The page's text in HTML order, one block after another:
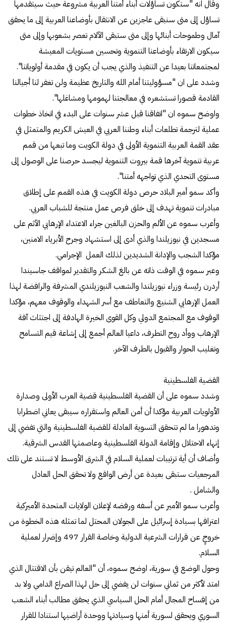
وقال انه "ستكون تساؤلات أبناء أمتنا العربیة مشروعة حیث سیتقدمها
تساؤل إلى متى سنبقى عاجزین عن الانتقال بأوضاعنا العربیة إلى ما یحقق
آمال وطموحات أبنائها وإلى متى ستبقى الآلام تعصر بشعوبها وإلى متى
سیكون الارتقاء بأوضاعنا التنمویة وتحسین مستویات المعیشة
لمجتمعاتنا بعیدا عن التنفیذ والذي یجب أن یكون في مقدمة أولویاتنا".
وشدد على ان "مسؤولیتنا أمام الله والتاریخ عظیمة ولن تغفر لنا أجیالنا
القادمة قصورا تستشعره في معالجتنا لهمومها ومشاغلها".
واوضح سموه ان "اتفاقنا قبل عشر سنوات على البدء في اتخاذ خطوات
عملیة لترجمة تطلعات أبناء وطننا العربي في العیش الكریم والمتمثل في
عقد القمة العربیة التنمویة الأولى في دولة الكویت وما تبعها من قمم
عربیة تنمویة آخرها قمة بیروت التنمویة لیجسد حرصنا على الوصول إلى
مستوى التحدي الذي تواجهه أمتنا".
وأكد سمو أمیر البلاد حرص دولة الكویت في هذه القمم على إطلاق
مبادرات تنمویة تهدف إلى خلق فرص عمل منتجة للشباب العربي.
وأعرب سموه عن الألم والحزن البالغين جراء الاعتداء الإرهابي الآثم على
مسجدين في نيوزيلندا والذي أدى إلى استشهاد وجرح الأبرياء الامنين،
مؤكدا الشجب والإدانة الشديدين لذلك العمل الإجرامي.
وعبر سموه في الوقت ذاته عن بالغ الشكر والتقدير لمواقف جاسيندا
أردرن رئيسة وزراء نيوزيلندا والشعب النيوزيلندي المشرفة والرافضة لهذا
العمل الإرهابي الشنيع والتعاطف مع أسر الشهداء والوقوف معهم، مؤكدا
الوقوف مع المجتمع الدولي وكل القوى الخيرة الهادفة إلى اجتثاث آفة
الإرهاب ووأد روح التطرف، داعيا العالم أجمع إلى إشاعة قيم التسامح
وتغليب الحوار والقبول بالطرف الآخر.
القضية الفلسطينية
وشدد سموه على أن القضية الفلسطينية قضية العرب الأولى وصدارة
الأولويات العربية مؤكدا أن أمن العالم واستقراره سيبقى يعاني اضطرابا
وتدهورا ما لم تتحقق التسوية العادلة للقضية الفلسطينية والتي تفضي إلى
إنهاء الاحتلال وإقامة الدولة الفلسطينية وعاصمتها القدس الشرقية.
وأضاف أن أية ترتيبات لعملية السلام في الشرق الأوسط لا تستند على تلك
المرجعيات ستبقى بعيدة عن أرض الواقع ولا تحقق الحل العادل
والشامل .
وأعرب سمو الأمير عن أسفه ورفضه لإعلان الولايات المتحدة الأميركية
اعترافها بسيادة إسرائيل على الجولان المحتل لما تمثله هذه الخطوة من
خروجٍ عن قرارات الشرعية الدولية وخاصة القرار 497 وإضرار لعملية
السلام.
وحول الوضع في سورية، اوضح سموه، أن "العالم تيقن بأن الاقتتال الذي
امتد لأكثر من ثماني سنوات لن يفضي إلى حل لهذا الصراع الدامي ولا بد
من إفساح المجال أمام الحل السياسي الذي يحقق مطالب أبناء الشعب
السوري ويحقق لسورية أمنها وسيادتها ووحدة أراضيها استنادا للقرار